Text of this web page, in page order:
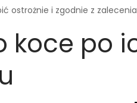
ostrożnie i zgodnie z
koce po